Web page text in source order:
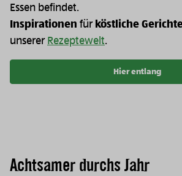
Essen befindet.
Inspirationen für köstliche
unserer Rezeptewelt.
Hier entlang
Achtsamer durchs Jahr